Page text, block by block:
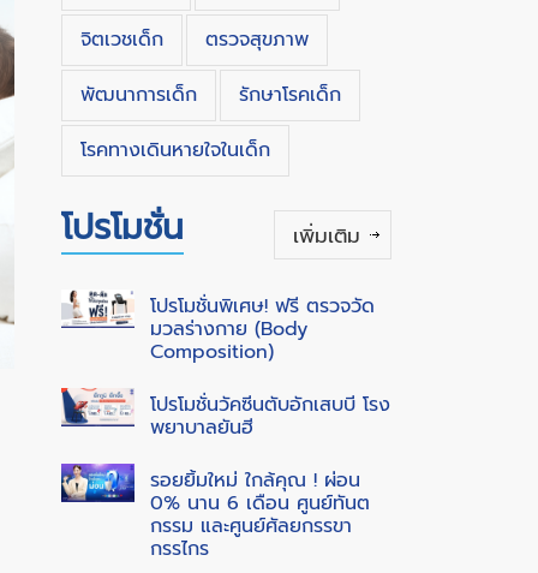
จิตเวชเด็ก
ตรวจสุขภาพ
พัฒนาการเด็ก
รักษาโรคเด็ก
โรคทางเดินหายใจในเด็ก
โปรโมชั่น เพิ่มเติม
โปรโมชั่นพิเศษ! ฟรี ตรวจวัด
มวลร่างกาย (Body
Composition)
โปรโมชั่นวัคซีนตับอักเสบบี โรง
พยาบาลยันฮี
รอยยิ้มใหม่ ใกล้คุณ ! ผ่อน
0% นาน 6 เดือน ศูนย์ทันต
กรรม และศูนย์ศัลยกรรขา
กรรไกร